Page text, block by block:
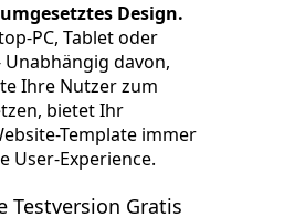
Design.
PC, Tablet oder
davon,
Ihre Nutzer zum
bietet Ihr
Template immer
User-Experience.
Testversion Gratis